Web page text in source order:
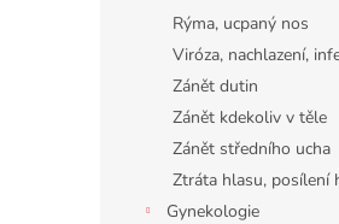
Rýma, ucpaný nos
Viróza, nachlazení,
Zánět dutin
Zánět kdekoliv v těle
Zánět středního ucha
Ztráta hlasu, posílení
Gynekologie